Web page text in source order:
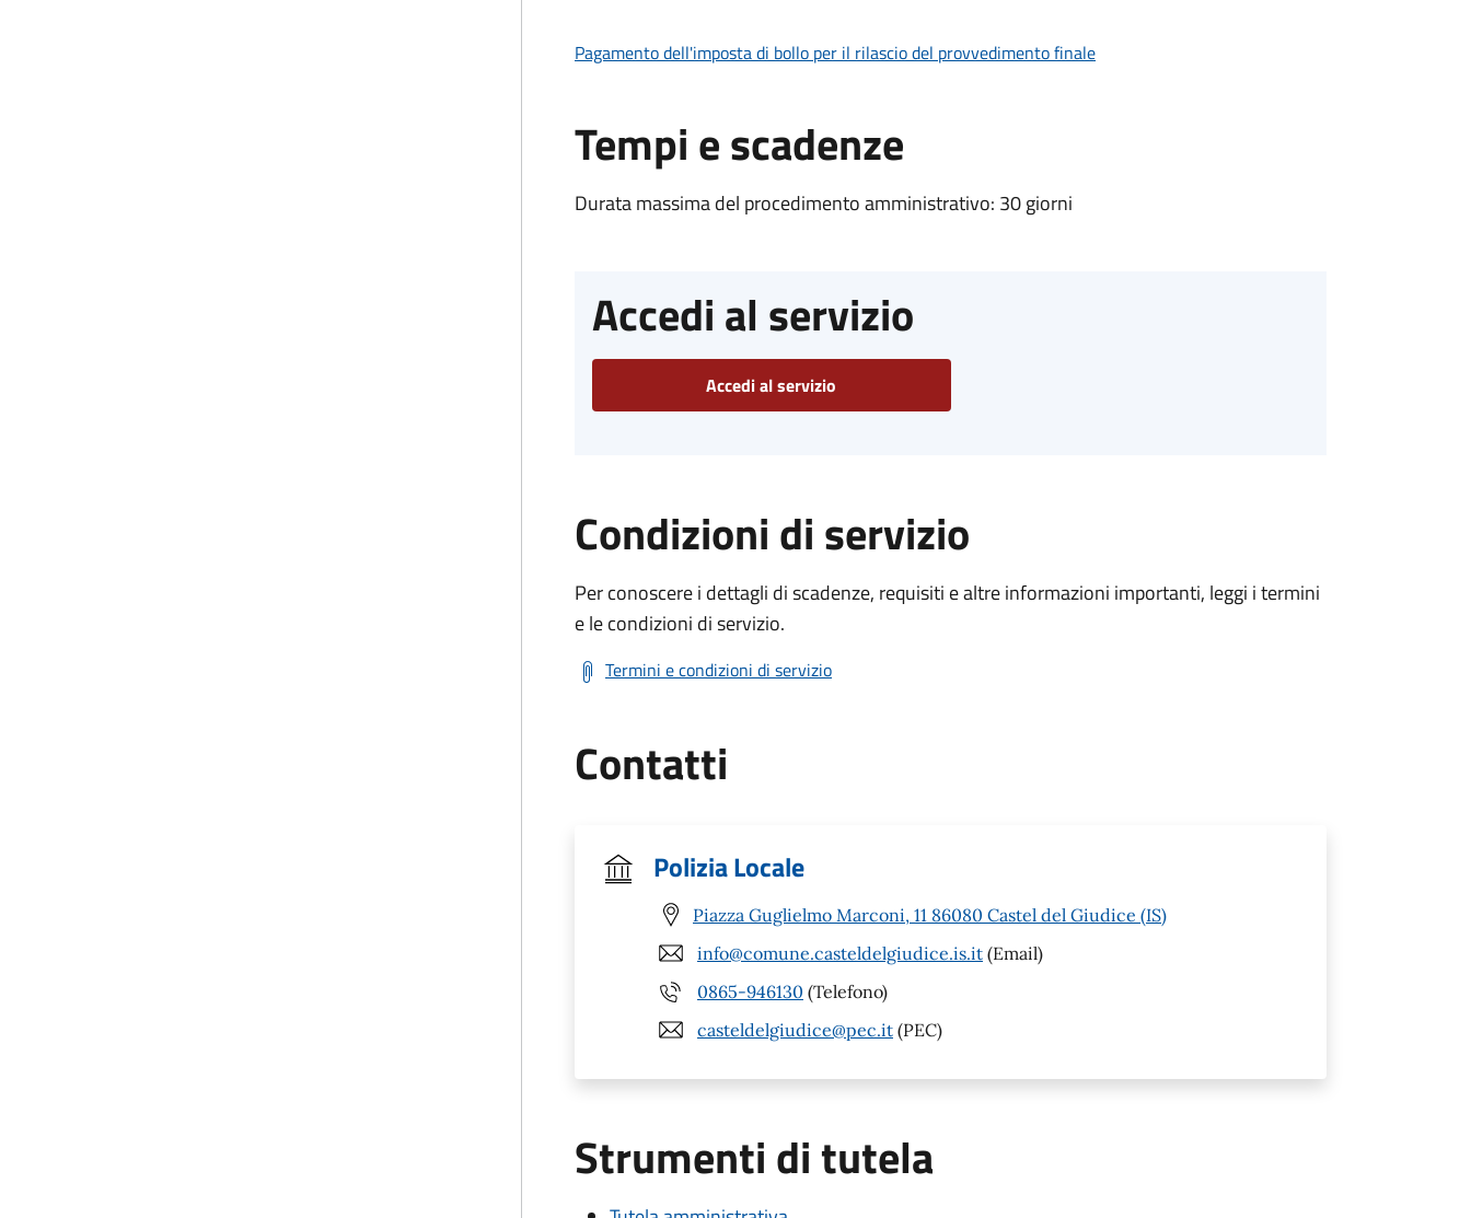
Pagamento dell'imposta di bollo per il rilascio del provvedimento finale
Tempi e scadenze
Durata massima del procedimento amministrativo: 30 giorni
Accedi al servizio
Accedi al servizio
Condizioni di servizio
Per conoscere i dettagli di scadenze, requisiti e altre informazioni importanti, leggi i termini
e le condizioni di servizio.
Termini e condizioni di servizio
Contatti
Polizia Locale
Piazza Guglielmo Marconi, 11 86080 Castel del Giudice (IS)
info@comune.casteldelgiudice.is.it (Email)
0865-946130 (Telefono)
casteldelgiudice@pec.it (PEC)
Strumenti di tutela